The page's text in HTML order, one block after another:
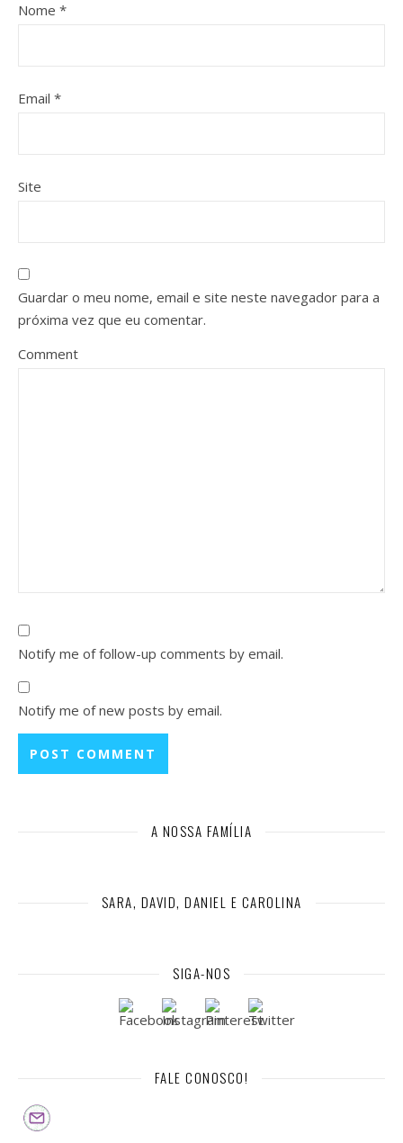
Nome *
Email *
Site
Guardar o meu nome, email e site neste navegador para a
próxima vez que eu comentar.
Comment
Notify me of follow-up comments by email.
Notify me of new posts by email.
A NOSSA FAMÍLIA
SARA, DAVID, DANIEL E CAROLINA
SIGA-NOS
FALE CONOSCO!